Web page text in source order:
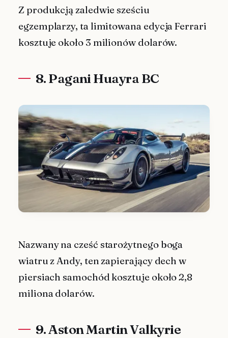
Z produkcją zaledwie sześciu
egzemplarzy, ta limitowana edycja Ferrari
kosztuje około 3 milionów dolarów.
8. Pagani Huayra BC
Nazwany na cześć starożytnego boga
wiatru z Andy, ten zapierający dech w
piersiach samochód kosztuje około 2,8
miliona dolarów.
9. Aston Martin Valkyrie